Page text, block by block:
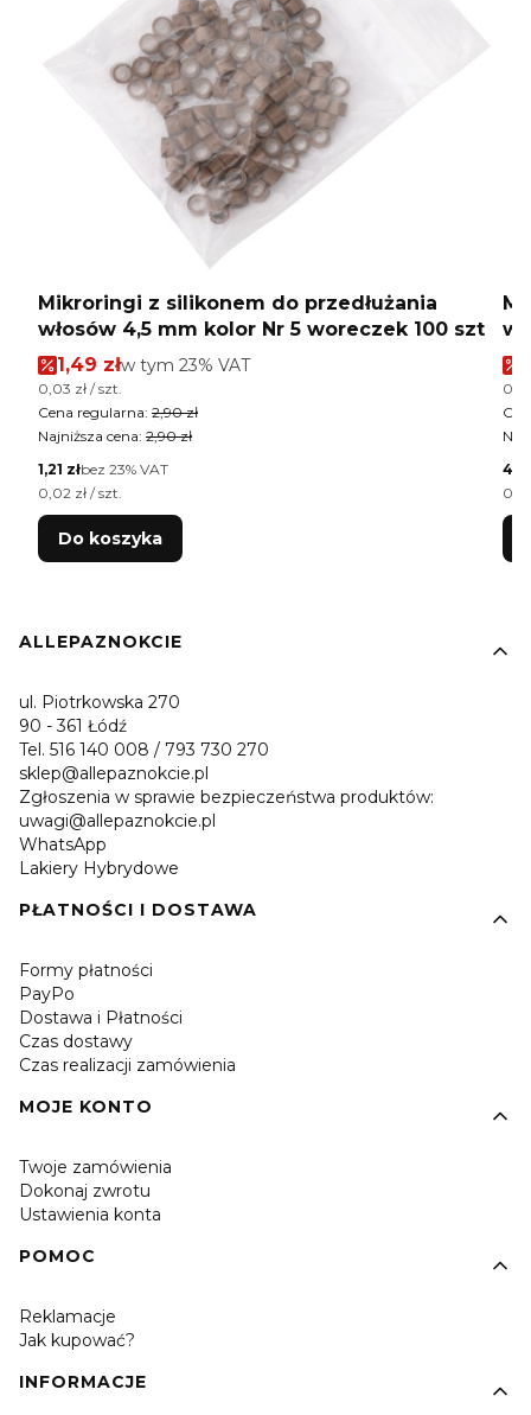
Mikroringi z silikonem do przedłużania
włosów 4,5 mm kolor Nr 5 woreczek 100 szt
Cena promocyjna brutto
1,49 złw tym %s VAT
w tym 23% VAT
Cena jednostkowa brutto
0,03 zł / szt.
Cena regularna: 2,90 zł
Najniższa cena: 2,90 zł
Cena netto
1,21 złbez 23% VAT
Cena jednostkowa netto
0,02 zł / szt.
Do koszyka
Linki w stopce
ALLEPAZNOKCIE
ul. Piotrkowska 270
90 - 361 Łódź
Tel. 516 140 008 / 793 730 270
sklep@allepaznokcie.pl
Zgłoszenia w sprawie bezpieczeństwa produktów:
uwagi@allepaznokcie.pl
WhatsApp
Lakiery Hybrydowe
PŁATNOŚCI I DOSTAWA
Formy płatności
PayPo
Dostawa i Płatności
Czas dostawy
Czas realizacji zamówienia
MOJE KONTO
Twoje zamówienia
Dokonaj zwrotu
Ustawienia konta
POMOC
Reklamacje
Jak kupować?
INFORMACJE